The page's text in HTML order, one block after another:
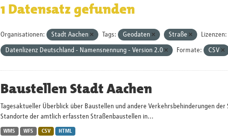
1 Datensatz gefunden
Organisationen: Stadt Aachen Tags: Geodaten Straße Lizenzen:
Datenlizenz Deutschland - Namensnennung - Version 2.0 Formate: CSV
Baustellen Stadt Aachen
Tagesaktueller Überblick über Baustellen und andere Verkehrsbehinderungen
Standorte der amtlich erfassten Straßenbaustellen in...
WMS WFS CSV HTML